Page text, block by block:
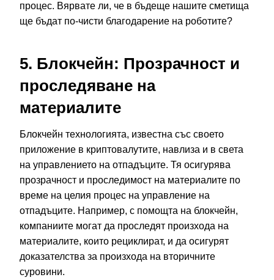
процес. Вярвате ли, че в бъдеще нашите сметища
ще бъдат по-чисти благодарение на роботите?
5. Блокчейн: Прозрачност и
проследяване на
материалите
Блокчейн технологията, известна със своето
приложение в криптовалутите, навлиза и в света
на управлението на отпадъците. Тя осигурява
прозрачност и проследимост на материалите по
време на целия процес на управление на
отпадъците. Например, с помощта на блокчейн,
компаниите могат да проследят произхода на
материалите, които рециклират, и да осигурят
доказателства за произхода на вторичните
суровини.